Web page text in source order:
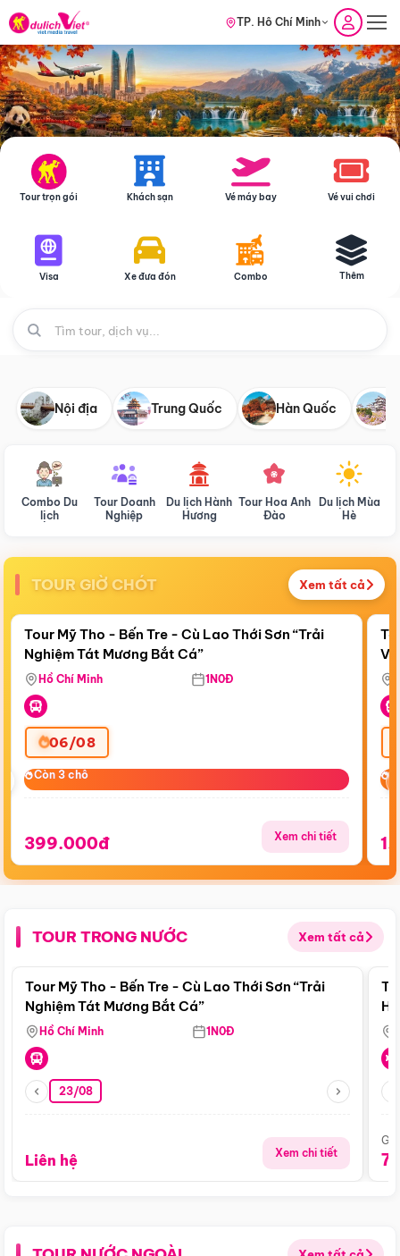
TP. Hồ Chí Minh
Tour trọn gói Khách sạn Vé máy bay Vé vui chơi
Visa Xe đưa đón Combo Thêm
Nội địa Trung Quốc Hàn Quốc
Combo Du
lịch
Tour Doanh
Nghiệp
Du lịch Hành
Hương
Tour Hoa Anh
Đào
Du lịch Mùa
Hè
TOUR GIỜ CHÓT Xem tất cả
Còn01:19:49
Điểm nổi bật
Tour Mỹ Tho - Bến Tre - Cù Lao Thới Sơn “Trải
Nghiệm Tát Mương Bắt Cá”
Hồ Chí Minh 1N0Đ
06/08
Còn 3 chỗ
Còn 3 chỗ
399.000đ Xem chi tiết
TOUR TRONG NƯỚC Xem tất cả
Điểm nổi bật
Tour Mỹ Tho - Bến Tre - Cù Lao Thới Sơn “Trải
Nghiệm Tát Mương Bắt Cá”
Hồ Chí Minh 1N0Đ
23/08
Liên hệ Xem chi tiết